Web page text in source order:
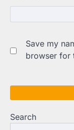
Save my
browser for
Search